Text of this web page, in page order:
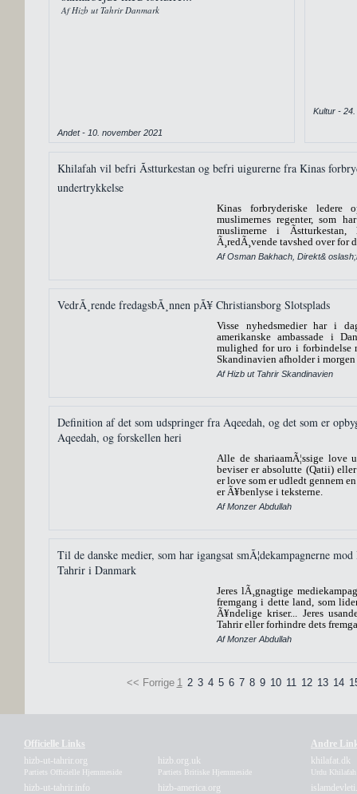
Af Hizb ut Tahrir Danmark
Andet - 10. november 2021
Kultur -
Khilafah vil befri Ãstturkestan og befri uigurerne fra Kinas
undertrykkelse
Kinas forbryderiske ledere
muslimernes regenter, som
muslimerne i
Ã¸redÃ¸vende tavshed over for
Af Osman Bakhach, Direkt&
VedrÃ¸rende fredagsbÃ¸nnen pÃ¥ Christiansborg Slotsplads
Visse nyhedsmedier har i
amerikanske ambassade i
mulighed for uro i forbindelse
Skandinavien afholder i
Af Hizb ut Tahrir Skandinavien
Definition af det som udspringer fra Aqeedah, og det som er
Aqeedah, og forskellen heri
Alle de shariaamÃ¦ssige love
beviser er absolutte (Qatii)
er love som er udledt gennem
er Ã¥benlyse i teksterne.
Af Monzer Abdullah
Til de danske medier, som har igangsat smÃ¦dekampagnerne
Tahrir i Danmark
Jeres lÃ¸gnagtige
fremgang i dette land, som
Ã¥ndelige kriser... Jeres
Tahrir eller forhindre dets
Af Monzer Abdullah
<< Forrige 1 2 3 4 5 6 7 8 9 10 11 12 13 14
Officielle Links
hizb-ut-tahrir.org
Partiets Officielle Hjemmeside
hizb.org.uk
Partiets Britiske Hjemmeside
hizb-ut-tahrir.info hizb-america.org
Andre
khilafat.dk
Urdu